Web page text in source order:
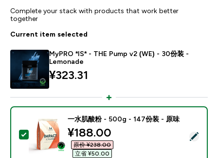
Complete your stack with products that work better
together
Current item selected
MyPRO *IS* - THE Pump v2 (WE) - 30份装 -
Lemonade
¥323.31‎
Select this product - 一水肌酸粉 - 500g - 147份装 -
一水肌酸粉 - 500g - 147份装 - 原味
discounted price
¥188.00‎
原价 ¥238.00‎
立省 ¥50.00‎